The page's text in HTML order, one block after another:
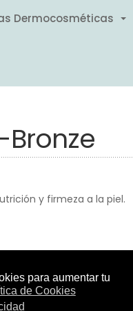
Dermocosméticas
Bronze
y firmeza a la piel.